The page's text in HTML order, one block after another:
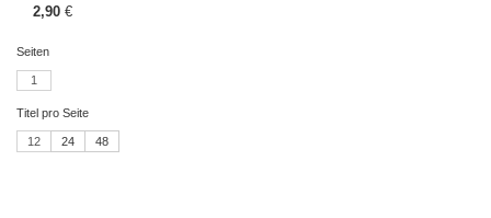
2,90 €
Seiten
1
Titel pro Seite
12 24 48